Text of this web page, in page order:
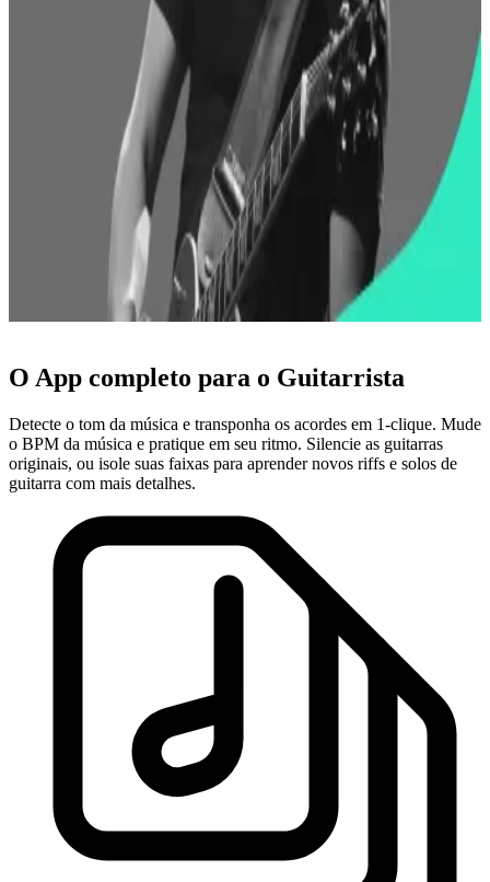
Guitarrista, artista solo, produtor musical e autor de cursos online de
técnicas de guitarra
O App completo para o Guitarrista
Detecte o tom da música e transponha os acordes em 1-clique. Mude
o BPM da música e pratique em seu ritmo. Silencie as guitarras
originais, ou isole suas faixas para aprender novos riffs e solos de
guitarra com mais detalhes.